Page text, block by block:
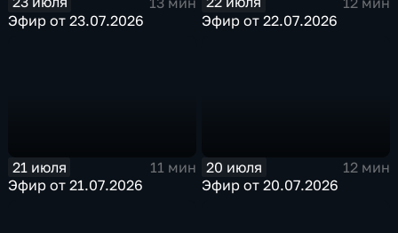
Эфир от 23.07.2026
Эфир от 22.07.2026
21 июля
11 мин
Эфир от 21.07.2026
20 июля
12 мин
Эфир от 20.07.2026